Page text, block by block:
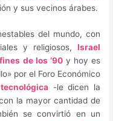
y sus vecinos árabes.
del mundo, con
y religiosos, Israel
de los ’90y hoy es
por el Foro Económico
-le dicen la
la mayor cantidad de
se convirtió en un